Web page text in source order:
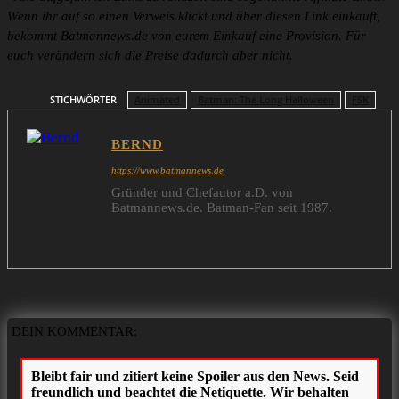
Wenn ihr auf so einen Verweis klickt und über diesen Link einkauft,
bekommt Batmannews.de von eurem Einkauf eine Provision. Für
euch verändern sich die Preise dadurch aber nicht.
STICHWÖRTER
BERND
https://www.batmannews.de
Gründer und Chefautor a.D. von
Batmannews.de. Batman-Fan seit 1987.
DEIN KOMMENTAR: